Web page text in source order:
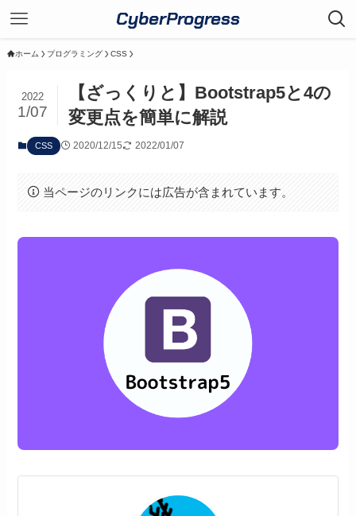
CyberProgress
ホーム プログラミング CSS
【ざっくりと】Bootstrap5と4の
変更点を簡単に解説
2022
1/07
CSS 2020/12/15 2022/01/07
当ページのリンクには広告が含まれています。